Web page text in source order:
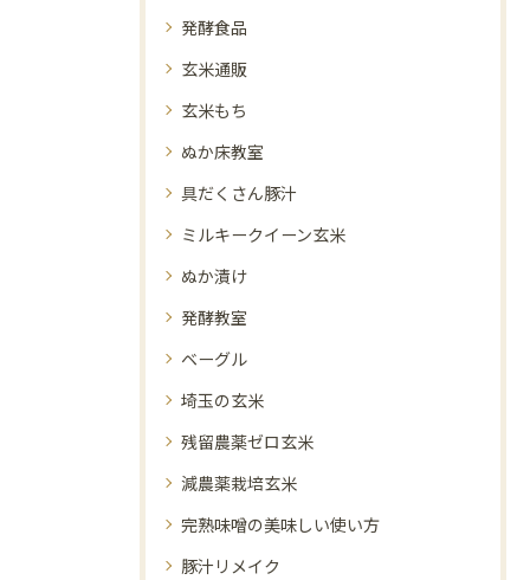
発酵食品
玄米通販
玄米もち
ぬか床教室
具だくさん豚汁
ミルキークイーン玄米
ぬか漬け
発酵教室
ベーグル
埼玉の玄米
残留農薬ゼロ玄米
減農薬栽培玄米
完熟味噌の美味しい使い方
豚汁リメイク